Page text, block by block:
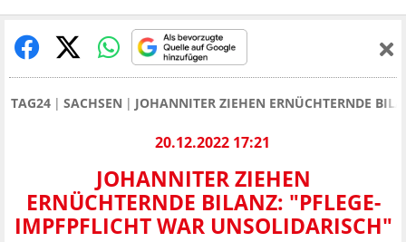
TAG24 SACHSEN JOHANNITER ZIEHEN ERNÜCHTERNDE
20.12.2022 17:21
JOHANNITER ZIEHEN
ERNÜCHTERNDE BILANZ: "PFLEGE-
IMPFPFLICHT WAR UNSOLIDARISCH"